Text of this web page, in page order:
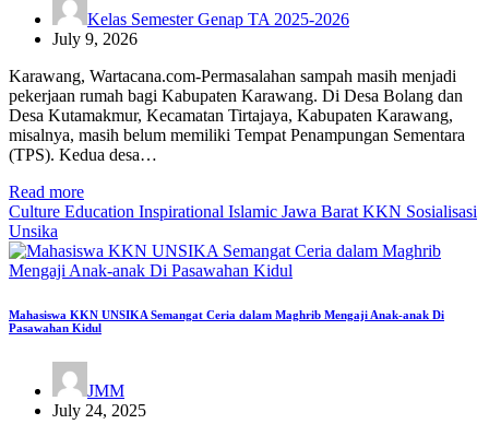
Kelas Semester Genap TA 2025-2026
July 9, 2026
Karawang, Wartacana.com-Permasalahan sampah masih menjadi
pekerjaan rumah bagi Kabupaten Karawang. Di Desa Bolang dan
Desa Kutamakmur, Kecamatan Tirtajaya, Kabupaten Karawang,
misalnya, masih belum memiliki Tempat Penampungan Sementara
(TPS). Kedua desa…
Read more
Culture Education Inspirational Islamic Jawa Barat KKN Sosialisasi
Unsika
Mahasiswa KKN UNSIKA Semangat Ceria dalam Maghrib Mengaji Anak-anak Di
Pasawahan Kidul
JMM
July 24, 2025